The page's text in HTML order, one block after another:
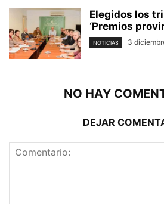
Elegidos los
‘Premios
NOTICIAS 3
NO HAY
DEJAR